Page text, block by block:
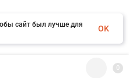
0
сайт был лучше для
OK